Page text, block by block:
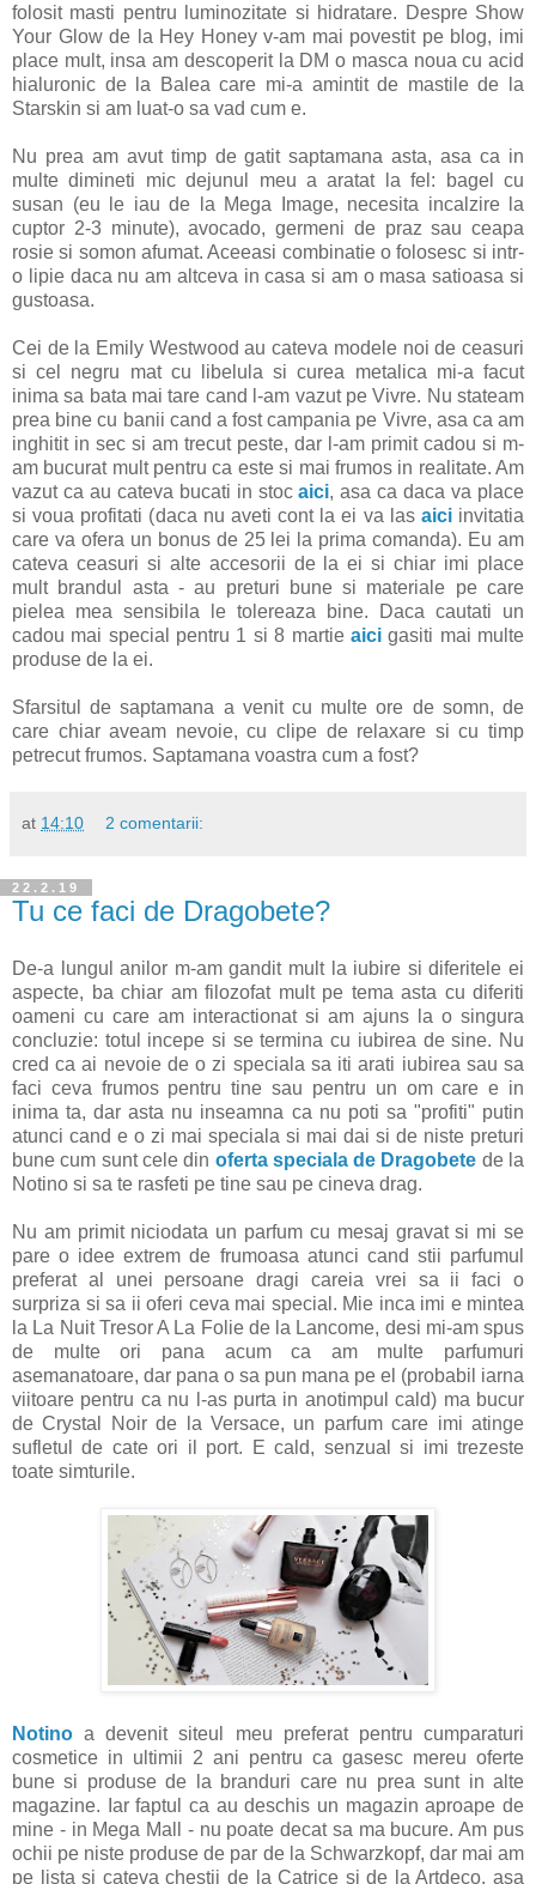
folosit masti pentru luminozitate si hidratare. Despre Show
Your Glow de la Hey Honey v-am mai povestit pe blog, imi
place mult, insa am descoperit la DM o masca noua cu acid
hialuronic de la Balea care mi-a amintit de mastile de la
Starskin si am luat-o sa vad cum e.
Nu prea am avut timp de gatit saptamana asta, asa ca in
multe dimineti mic dejunul meu a aratat la fel: bagel cu
susan (eu le iau de la Mega Image, necesita incalzire la
cuptor 2-3 minute), avocado, germeni de praz sau ceapa
rosie si somon afumat. Aceeasi combinatie o folosesc si intr-
o lipie daca nu am altceva in casa si am o masa satioasa si
gustoasa.
Cei de la Emily Westwood au cateva modele noi de ceasuri
si cel negru mat cu libelula si curea metalica mi-a facut
inima sa bata mai tare cand l-am vazut pe Vivre. Nu stateam
prea bine cu banii cand a fost campania pe Vivre, asa ca am
inghitit in sec si am trecut peste, dar l-am primit cadou si m-
am bucurat mult pentru ca este si mai frumos in realitate. Am
vazut ca au cateva bucati in stocaici, asa ca daca va place
si voua profitati (daca nu aveti cont la ei va las aiciinvitatia
care va ofera un bonus de 25 lei la prima comanda). Eu am
cateva ceasuri si alte accesorii de la ei si chiar imi place
mult brandul asta - au preturi bune si materiale pe care
pielea mea sensibila le tolereaza bine. Daca cautati un
cadou mai special pentru 1 si 8 martie aicigasiti mai multe
produse de la ei.
Sfarsitul de saptamana a venit cu multe ore de somn, de
care chiar aveam nevoie, cu clipe de relaxare si cu timp
petrecut frumos. Saptamana voastra cum a fost?
at 14:10 2 comentarii:
22.2.19
Tu ce faci de Dragobete?
De-a lungul anilor m-am gandit mult la iubire si diferitele ei
aspecte, ba chiar am filozofat mult pe tema asta cu diferiti
oameni cu care am interactionat si am ajuns la o singura
concluzie: totul incepe si se termina cu iubirea de sine. Nu
cred ca ai nevoie de o zi speciala sa iti arati iubirea sau sa
faci ceva frumos pentru tine sau pentru un om care e in
inima ta, dar asta nu inseamna ca nu poti sa "profiti" putin
atunci cand e o zi mai speciala si mai dai si de niste preturi
bune cum sunt cele din oferta speciala de Dragobete de la
Notino si sa te rasfeti pe tine sau pe cineva drag.
Nu am primit niciodata un parfum cu mesaj gravat si mi se
pare o idee extrem de frumoasa atunci cand stii parfumul
preferat al unei persoane dragi careia vrei sa ii faci o
surpriza si sa ii oferi ceva mai special. Mie inca imi e mintea
la La Nuit Tresor A La Folie de la Lancome, desi mi-am spus
de multe ori pana acum ca am multe parfumuri
asemanatoare, dar pana o sa pun mana pe el (probabil iarna
viitoare pentru ca nu l-as purta in anotimpul cald) ma bucur
de Crystal Noir de la Versace, un parfum care imi atinge
sufletul de cate ori il port. E cald, senzual si imi trezeste
toate simturile.
Notino a devenit siteul meu preferat pentru cumparaturi
cosmetice in ultimii 2 ani pentru ca gasesc mereu oferte
bune si produse de la branduri care nu prea sunt in alte
magazine. Iar faptul ca au deschis un magazin aproape de
mine - in Mega Mall - nu poate decat sa ma bucure. Am pus
ochii pe niste produse de par de la Schwarzkopf, dar mai am
pe lista si cateva chestii de la Catrice si de la Artdeco, asa